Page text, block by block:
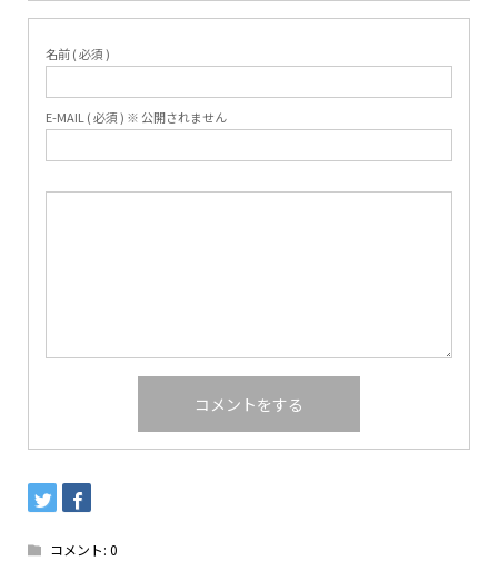
名前 ( 必須 )
E-MAIL ( 必須 ) ※ 公開されません
コメント: 0